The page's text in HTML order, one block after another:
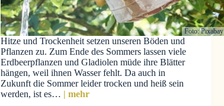
Foto: Pixabay
Hitze und Trockenheit setzen unseren Böden und
Pflanzen zu. Zum Ende des Sommers lassen viele
Erdbeerpflanzen und Gladiolen müde ihre Blätter
hängen, weil ihnen Wasser fehlt. Da auch in
Zukunft die Sommer leider trocken und heiß sein
werden, ist es… | mehr